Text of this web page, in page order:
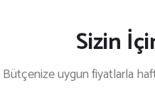
Sizin
Bütçenize uygun fiyatlarla